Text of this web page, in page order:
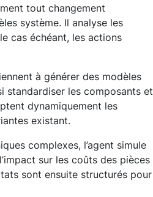
tout changement
système. Il analyse les
cas échéant, les actions
à générer des modèles
standardiser les composants et
dynamiquement les
existant.
complexes, l’agent simule
sur les coûts des pièces
sont ensuite structurés pour